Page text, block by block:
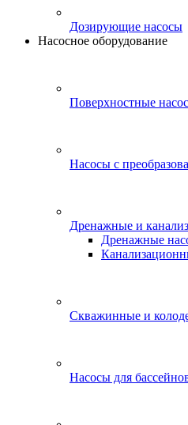
Дозирующие насосы
Насосное оборудование
Поверхностные
Насосы с
Дренажные и
Дренажные
Скважинные и
Насосы для